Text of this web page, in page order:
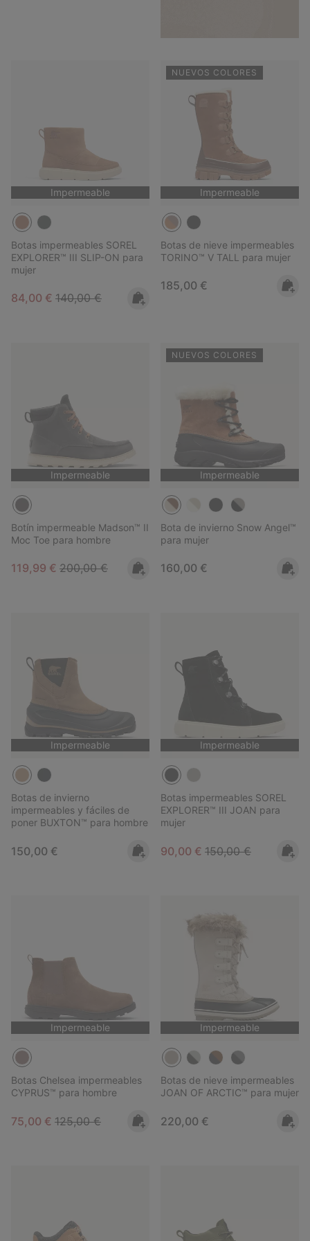
Impermeable
Botas impermeables SOREL
EXPLORER™ III SLIP-ON para
mujer
Sale price:
84,00 € Regular price:
140,00 €
NUEVOS COLORES
Impermeable
Botas de nieve impermeables
TORINO™ V TALL para mujer
Regular price:
185,00 €
Impermeable
Botín impermeable Madson™ II
Moc Toe para hombre
Sale price:
119,99 € Regular price:
200,00 €
NUEVOS COLORES
Impermeable
Bota de invierno Snow Angel™
para mujer
Regular price:
160,00 €
Impermeable
Botas de invierno
impermeables y fáciles de
poner BUXTON™ para hombre
Regular price:
150,00 €
Impermeable
Botas impermeables SOREL
EXPLORER™ III JOAN para
mujer
Sale price:
90,00 € Regular price:
150,00 €
Impermeable
Botas Chelsea impermeables
CYPRUS™ para hombre
Sale price:
75,00 € Regular price:
125,00 €
Impermeable
Botas de nieve impermeables
JOAN OF ARCTIC™ para mujer
Regular price:
220,00 €